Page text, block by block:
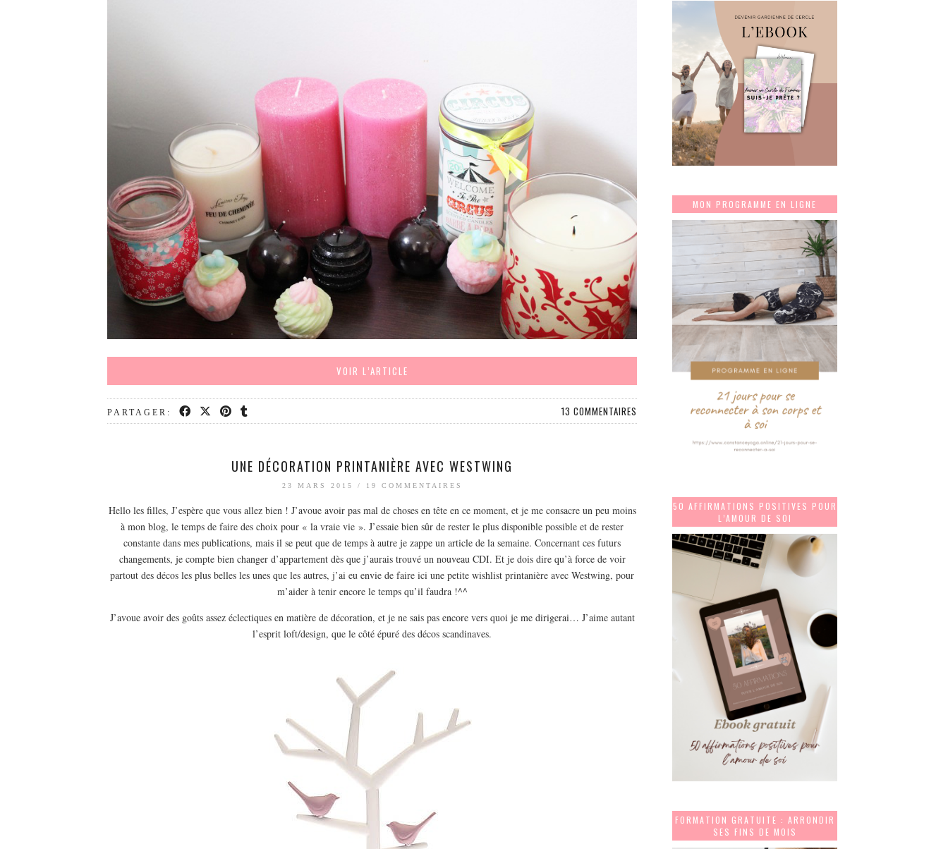
VOIR L’ARTICLE
PARTAGER: 13 COMMENTAIRES
UNE DÉCORATION PRINTANIÈRE AVEC WESTWING
23 MARS 2015 / 19 COMMENTAIRES
Hello les filles, J’espère que vous allez bien ! J’avoue avoir pas mal de choses en tête en ce moment, et je me consacre un peu moins
à mon blog, le temps de faire des choix pour « la vraie vie ». J’essaie bien sûr de rester le plus disponible possible et de rester
constante dans mes publications, mais il se peut que de temps à autre je zappe un article de la semaine. Concernant ces futurs
changements, je compte bien changer d’appartement dès que j’aurais trouvé un nouveau CDI. Et je dois dire qu’à force de voir
partout des décos les plus belles les unes que les autres, j’ai eu envie de faire ici une petite wishlist printanière avec Westwing, pour
m’aider à tenir encore le temps qu’il faudra !^^
J’avoue avoir des goûts assez éclectiques en matière de décoration, et je ne sais pas encore vers quoi je me dirigerai… J’aime autant
l’esprit loft/design, que le côté épuré des décos scandinaves.
MON PROGRAMME EN LIGNE
50 AFFIRMATIONS POSITIVES POUR
L’AMOUR DE SOI
FORMATION GRATUITE : ARRONDIR
SES FINS DE MOIS